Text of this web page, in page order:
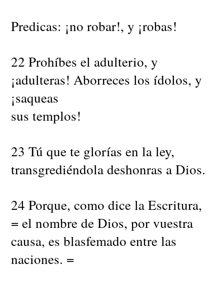
Predicas: ¡no robar!, y ¡robas!
22 Prohíbes el adulterio, y
¡adulteras! Aborreces los ídolos, y
¡saqueas
sus templos!
23 Tú que te glorías en la ley,
transgrediéndola deshonras a Dios.
24 Porque, como dice la Escritura,
= el nombre de Dios, por vuestra
causa, es blasfemado entre las
naciones. =